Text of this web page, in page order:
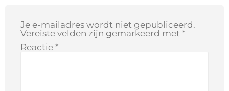
Je e-mailadres wordt niet gepubliceerd.
Vereiste velden zijn gemarkeerd met *
Reactie *